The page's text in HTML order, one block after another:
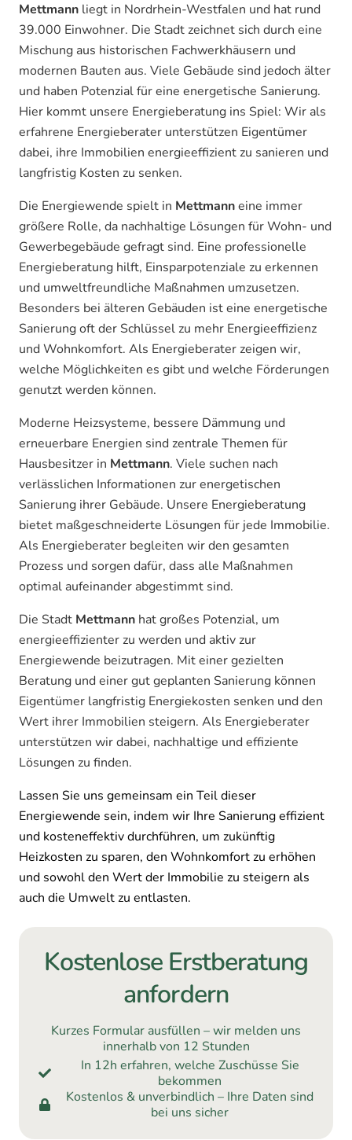
Mettmann liegt in Nordrhein-Westfalen und hat rund
39.000 Einwohner. Die Stadt zeichnet sich durch eine
Mischung aus historischen Fachwerkhäusern und
modernen Bauten aus. Viele Gebäude sind jedoch älter
und haben Potenzial für eine energetische Sanierung.
Hier kommt unsere Energieberatung ins Spiel: Wir als
erfahrene Energieberater unterstützen Eigentümer
dabei, ihre Immobilien energieeffizient zu sanieren und
langfristig Kosten zu senken.
Die Energiewende spielt in Mettmanneine immer
größere Rolle, da nachhaltige Lösungen für Wohn- und
Gewerbegebäude gefragt sind. Eine professionelle
Energieberatung hilft, Einsparpotenziale zu erkennen
und umweltfreundliche Maßnahmen umzusetzen.
Besonders bei älteren Gebäuden ist eine energetische
Sanierung oft der Schlüssel zu mehr Energieeffizienz
und Wohnkomfort. Als Energieberater zeigen wir,
welche Möglichkeiten es gibt und welche Förderungen
genutzt werden können.
Moderne Heizsysteme, bessere Dämmung und
erneuerbare Energien sind zentrale Themen für
Hausbesitzer in Mettmann. Viele suchen nach
verlässlichen Informationen zur energetischen
Sanierung ihrer Gebäude. Unsere Energieberatung
bietet maßgeschneiderte Lösungen für jede Immobilie.
Als Energieberater begleiten wir den gesamten
Prozess und sorgen dafür, dass alle Maßnahmen
optimal aufeinander abgestimmt sind.
Die Stadt Mettmann hat großes Potenzial, um
energieeffizienter zu werden und aktiv zur
Energiewende beizutragen. Mit einer gezielten
Beratung und einer gut geplanten Sanierung können
Eigentümer langfristig Energiekosten senken und den
Wert ihrer Immobilien steigern. Als Energieberater
unterstützen wir dabei, nachhaltige und effiziente
Lösungen zu finden.
Lassen Sie uns gemeinsam ein Teil dieser
Energiewende sein, indem wir Ihre Sanierung effizient
und kosteneffektiv durchführen, um zukünftig
Heizkosten zu sparen, den Wohnkomfort zu erhöhen
und sowohl den Wert der Immobilie zu steigern als
auch die Umwelt zu entlasten.
Kostenlose Erstberatung
anfordern
Kurzes Formular ausfüllen – wir melden uns
innerhalb von 12 Stunden
In 12h erfahren, welche Zuschüsse Sie
bekommen
Kostenlos & unverbindlich – Ihre Daten sind
bei uns sicher